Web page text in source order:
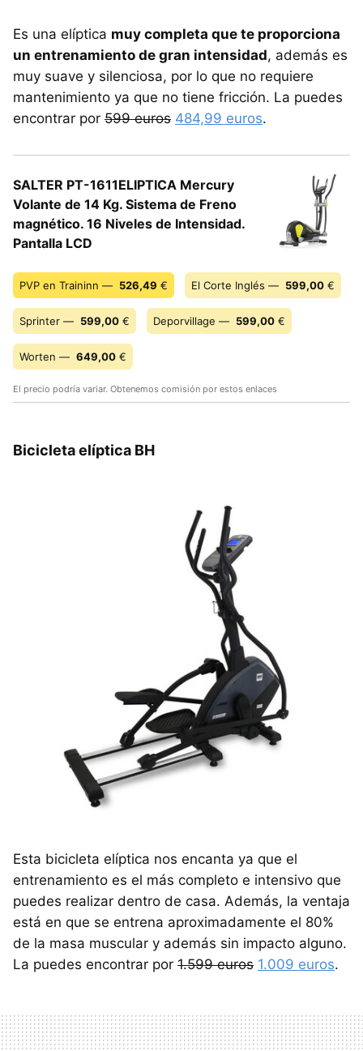
Es una elíptica muy completa que te proporciona
un entrenamiento de gran intensidad, además es
muy suave y silenciosa, por lo que no requiere
mantenimiento ya que no tiene fricción. La puedes
encontrar por 599 euros 484,99 euros.
SALTER PT-1611ELIPTICA Mercury
Volante de 14 Kg. Sistema de Freno
magnético. 16 Niveles de Intensidad.
Pantalla LCD
PVP en Traininn — 526,49 € El Corte Inglés — 599,00 €
Sprinter — 599,00 € Deporvillage — 599,00 €
Worten — 649,00 €
El precio podría variar. Obtenemos comisión por estos enlaces
Bicicleta elíptica BH
Esta bicicleta elíptica nos encanta ya que el
entrenamiento es el más completo e intensivo que
puedes realizar dentro de casa. Además, la ventaja
está en que se entrena aproximadamente el 80%
de la masa muscular y además sin impacto alguno.
La puedes encontrar por 1.599 euros 1.009 euros.